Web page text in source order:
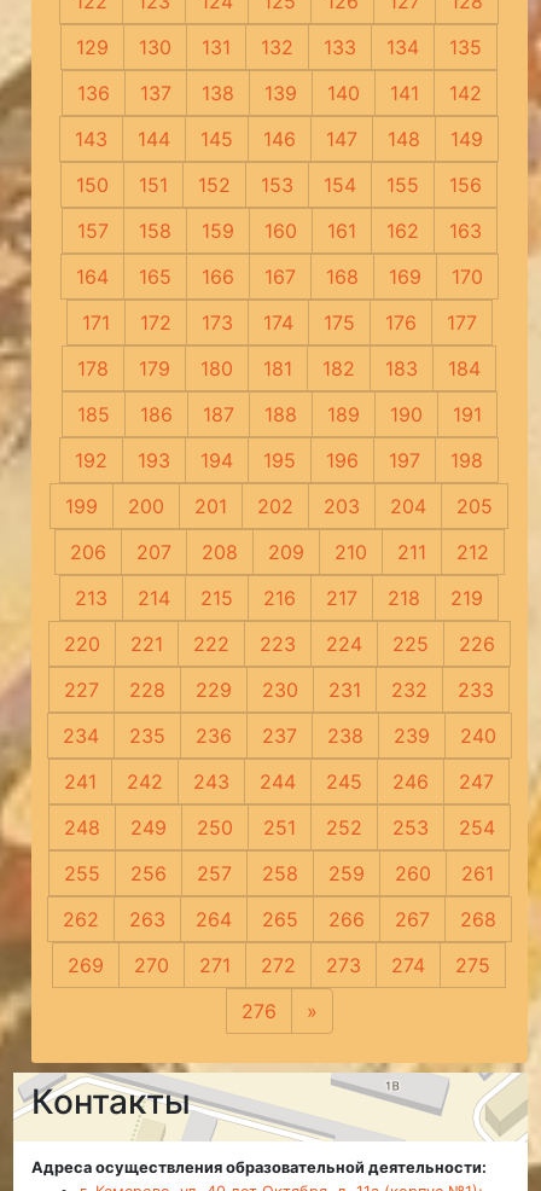
129
130 131 132 133 134
135
136
137 138 139 140 141
142
143
144 145 146 147 148
149
150
151 152 153 154 155
156
157
158 159 160 161 162
163
164
165 166 167 168 169
170
171
172 173 174 175 176
177
178
179 180 181 182 183
184
185
186 187 188 189 190
191
192
193 194 195 196 197
198
199
200 201 202 203 204
205
206
207 208 209 210 211
212
213
214 215 216 217 218
219
220
221 222 223 224 225
226
227
228 229 230 231 232
233
234
235 236 237 238 239
240
241
242 243 244 245 246
247
248
249 250 251 252 253
254
255
256 257 258 259 260
261
262
263 264 265 266 267
268
269
270 271 272 273 274
275
276
»
Контакты
Адреса осуществления образовательной деятельности: